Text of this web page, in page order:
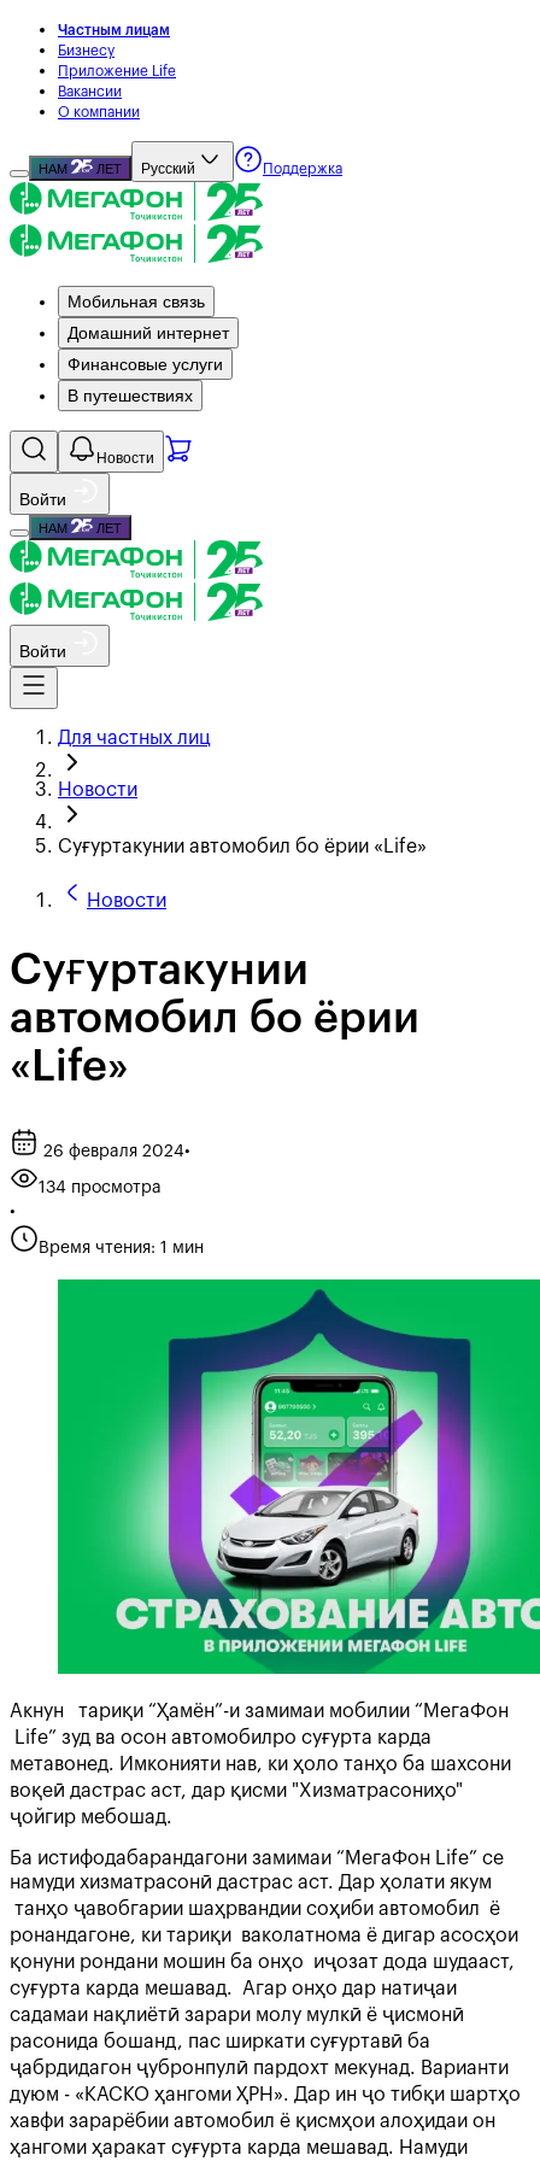
Частным лицам
Бизнесу
Приложение Life
Вакансии
О компании
НАМ ЛЕТ Русский Поддержка
Мобильная связь
Домашний интернет
Финансовые услуги
В путешествиях
Новости
Войти
НАМ ЛЕТ
Войти
Для частных лиц
Новости
Суғуртакунии автомобил бо ёрии «Life»
Новости
Суғуртакунии
автомобил бо ёрии
«Life»
26 февраля 2024•
134 просмотра
•
Время чтения: 1 мин
Акнун тариқи “Ҳамён”-и замимаи мобилии “MeгаФон
Life” зуд ва осон автомобилро суғурта карда
метавонед. Имконияти нав, ки ҳоло танҳо ба шахсони
воқеӣ дастрас аст, дар қисми "Хизматрасониҳо"
ҷойгир мебошад.
Ба истифодабарандагони замимаи “MeгаФон Life” се
намуди хизматрасонӣ дастрас аст. Дар ҳолати якум
танҳо ҷавобгарии шаҳрвандии соҳиби автомобил ё
ронандагоне, ки тариқи ваколатнома ё дигар асосҳои
қонуни рондани мошин ба онҳо иҷозат дода шудааст,
суғурта карда мешавад. Агар онҳо дар натиҷаи
садамаи нақлиётӣ зарари молу мулкӣ ё ҷисмонӣ
расонида бошанд, пас ширкати суғуртавӣ ба
ҷабрдидагон ҷубронпулӣ пардохт мекунад. Варианти
дуюм - «КАСКО ҳангоми ҲРН». Дар ин ҷо тибқи шартҳо
хавфи зарарёбии автомобил ё қисмҳои алоҳидаи он
ҳангоми ҳаракат суғурта карда мешавад. Намуди